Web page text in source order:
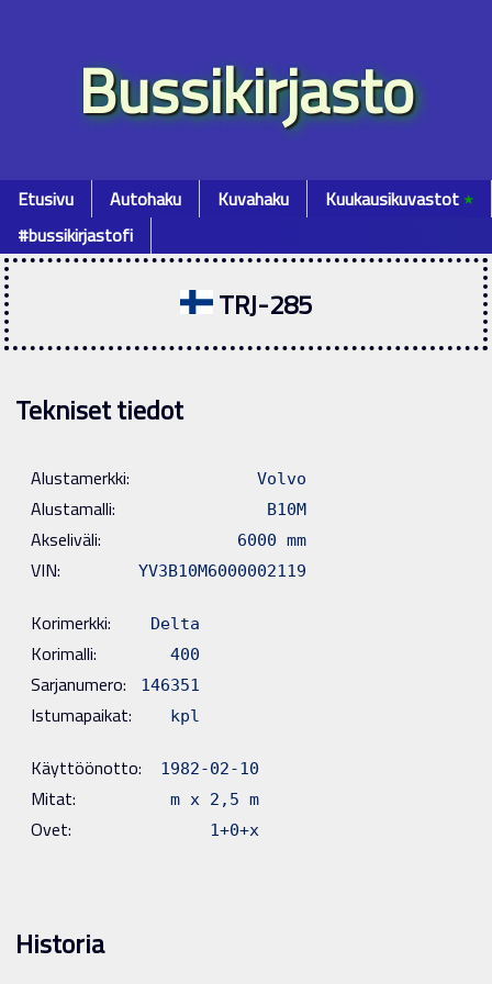
Bussikirjasto
Etusivu Autohaku Kuvahaku Kuukausikuvastot٭
#bussikirjastofi
TRJ-285
Tekniset tiedot
Alustamerkki: Volvo
Alustamalli: B10M
Akseliväli: 6000 mm
VIN: YV3B10M6000002119
Korimerkki: Delta
Korimalli: 400
Sarjanumero: 146351
Istumapaikat: kpl
Käyttöönotto: 1982-02-10
Mitat: m x 2,5 m
Ovet: 1+0+x
Historia